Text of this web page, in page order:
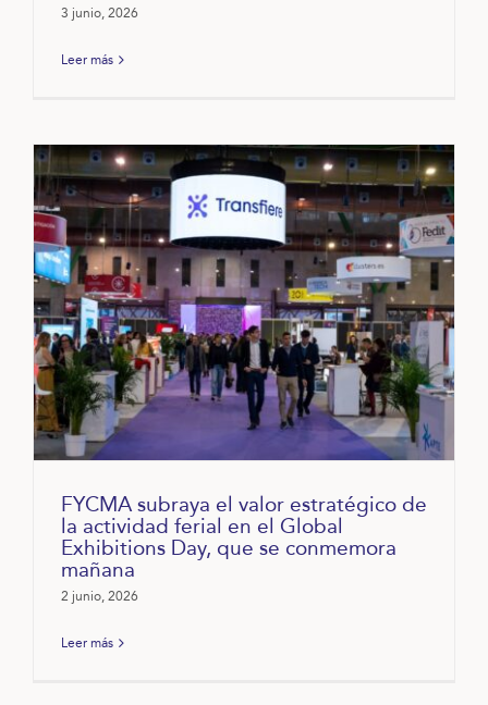
3 junio, 2026
Leer más
FYCMA subraya el valor estratégico de
la actividad ferial en el Global
Exhibitions Day, que se conmemora
mañana
2 junio, 2026
Leer más